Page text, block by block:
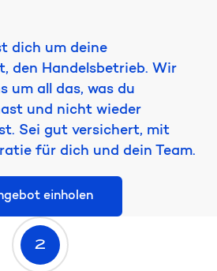
dich um deine
den Handelsbetrieb. Wir
um all das, was du
und nicht wieder
Sei gut versichert, mit
für dich und dein Team.
einholen
2